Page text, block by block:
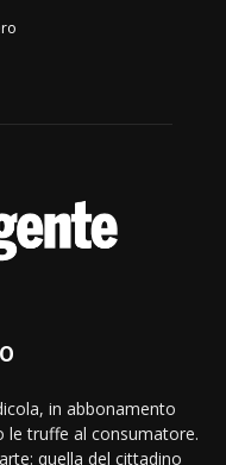
in abbonamento
le truffe al consumatore.
quella del cittadino